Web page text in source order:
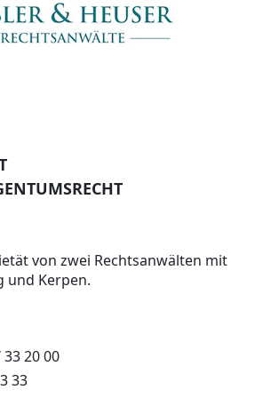
von zwei Rechtsanwälten mit
und Kerpen.
20 00
33